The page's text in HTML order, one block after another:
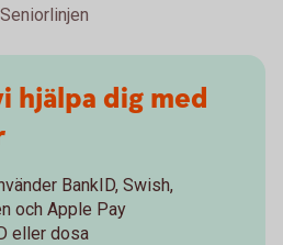
Seniorlinjen
hjälpa dig med
BankID​, Swish,
och Apple Pay
eller dosa